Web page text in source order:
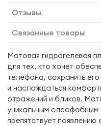
Отзывы
Связанные товары
Матовая гидрогелевая
для тех, кто хочет
телефона, сохранить
и наслаждаться
отражений и бликов.
уникальным олеофобным
препятствует